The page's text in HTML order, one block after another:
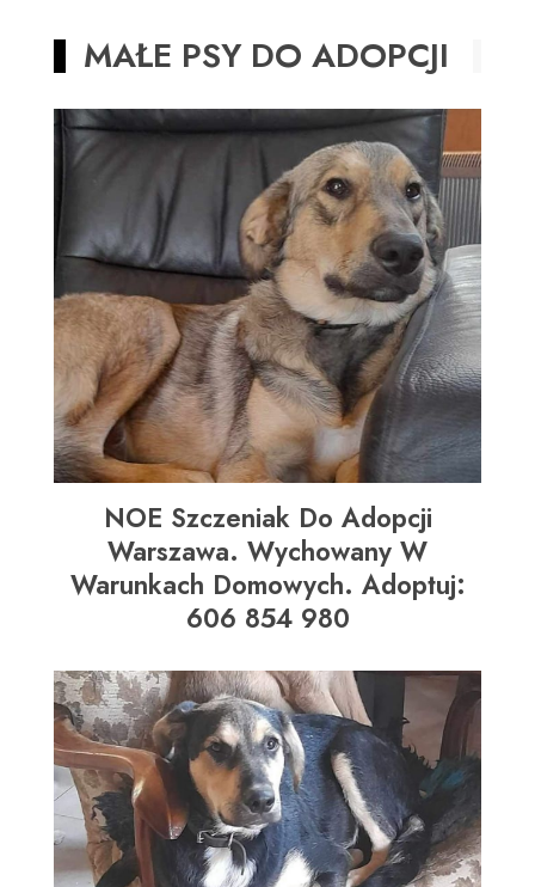
MAŁE PSY DO ADOPCJI
NOE Szczeniak Do Adopcji
Warszawa. Wychowany W
Warunkach Domowych. Adoptuj:
606 854 980